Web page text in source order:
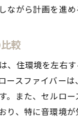
がら計画を進め
較
、住環境を左右
ースファイバー
。また、セルロ
り、特に音環境